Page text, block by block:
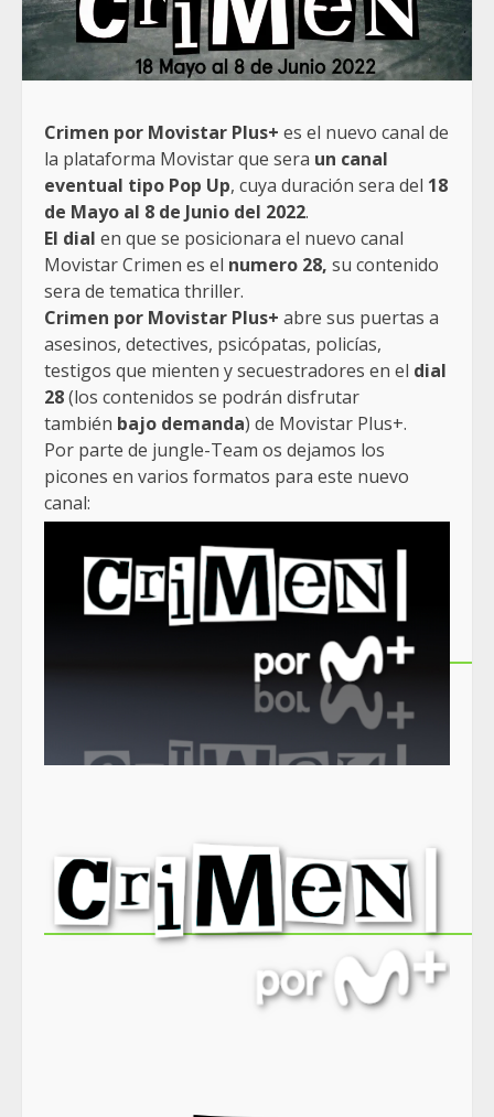
Crimen por Movistar Plus+ es el nuevo canal de
la plataforma Movistar que sera un canal
eventual tipo Pop Up, cuya duración sera del 18
de Mayo al 8 de Junio del 2022.
El dial en que se posicionara el nuevo canal
Movistar Crimen es el numero 28, su contenido
sera de tematica thriller.
Crimen por Movistar Plus+ abre sus puertas a
asesinos, detectives, psicópatas, policías,
testigos que mienten y secuestradores en el dial
28(los contenidos se podrán disfrutar
también bajo demanda) de Movistar Plus+.
Por parte de jungle-Team os dejamos los
picones en varios formatos para este nuevo
canal: